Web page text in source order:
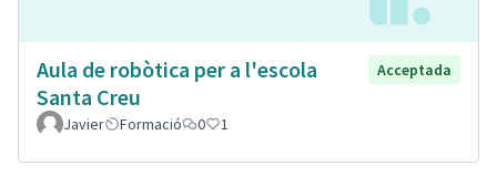
Aula de robòtica per a l'escola
Santa Creu
Acceptada
Javier Formació 0 1